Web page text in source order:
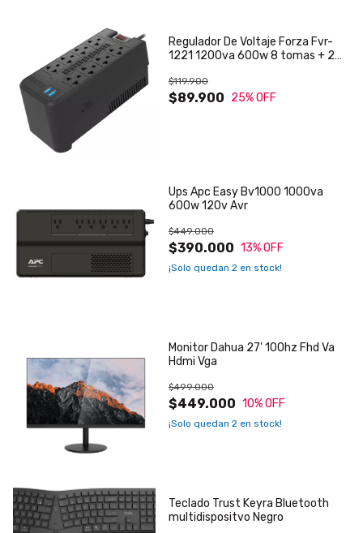
Regulador De Voltaje Forza Fvr-
1221 1200va 600w 8 tomas + 2
$89.900
$119.900
25% OFF
Ups Apc Easy Bv1000 1000va
600w 120v Avr
$390.000
$449.000
13% OFF
¡Solo quedan 2 en stock!
Monitor Dahua 27' 100hz Fhd Va
Hdmi Vga
$449.000
$499.000
10% OFF
¡Solo quedan 2 en stock!
Teclado Trust Keyra Bluetooth
multidispositvo Negro